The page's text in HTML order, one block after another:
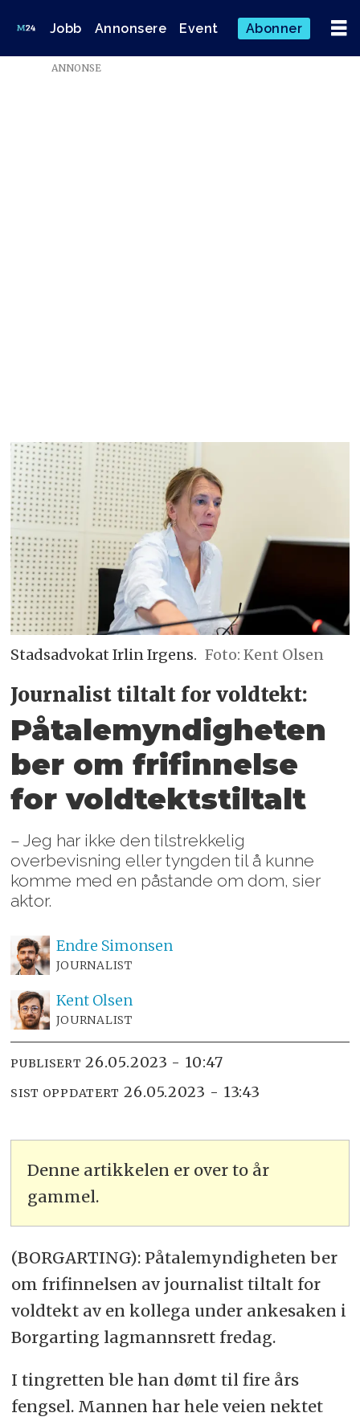
Jobb Annonsere Event Abonner
ANNONSE
Stadsadvokat Irlin Irgens. Foto: Kent Olsen
Journalist tiltalt for voldtekt:
Påtalemyndigheten
ber om frifinnelse
for voldtektstiltalt
– Jeg har ikke den tilstrekkelig
overbevisning eller tyngden til å kunne
komme med en påstande om dom, sier
aktor.
Endre Simonsen
JOURNALIST
Kent Olsen
JOURNALIST
PUBLISERT 26.05.2023 - 10:47
SIST OPPDATERT 26.05.2023 - 13:43
Denne artikkelen er over to år
gammel.
(BORGARTING): Påtalemyndigheten ber
om frifinnelsen av journalist tiltalt for
voldtekt av en kollega under ankesaken i
Borgarting lagmannsrett fredag.
I tingretten ble han dømt til fire års
fengsel. Mannen har hele veien nektet